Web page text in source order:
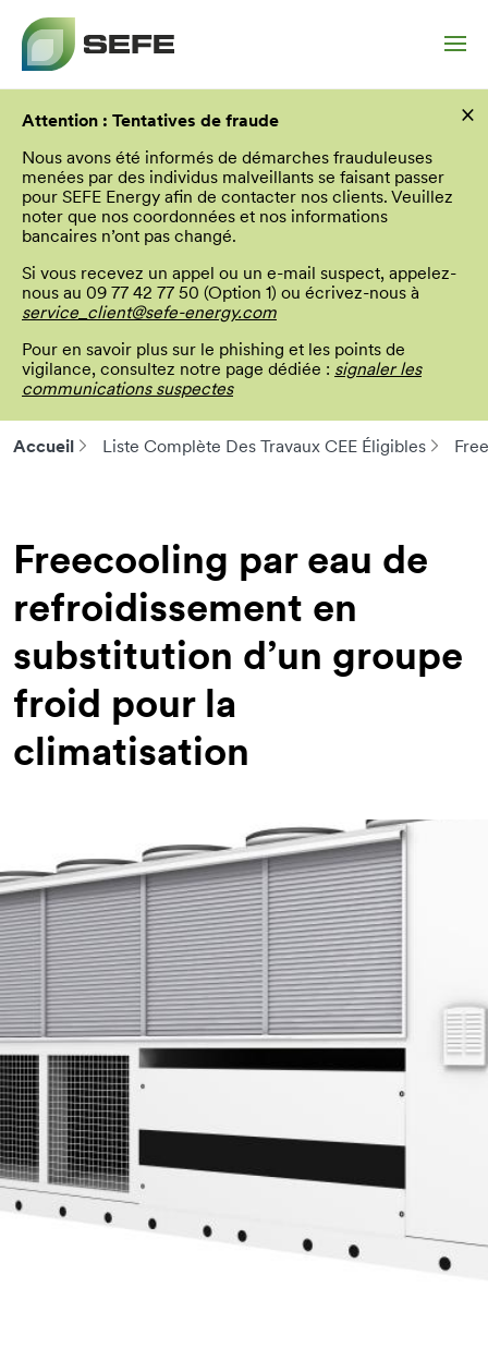
principal
Attention : Tentatives de fraude
Nous avons été informés de démarches frauduleuses
menées par des individus malveillants se faisant passer
pour SEFE Energy afin de contacter nos clients. Veuillez
noter que nos coordonnées et nos informations
bancaires n’ont pas changé.
Si vous recevez un appel ou un e-mail suspect, appelez-
nous au 09 77 42 77 50 (Option 1) ou écrivez-nous à
service_client@sefe-energy.com
Pour en savoir plus sur le phishing et les points de
vigilance, consultez notre page dédiée : signaler les
communications suspectes
×
Accueil Liste Complète Des Travaux CEE Éligibles
Freecooling par eau de
refroidissement en
substitution d’un groupe
froid pour la
climatisation